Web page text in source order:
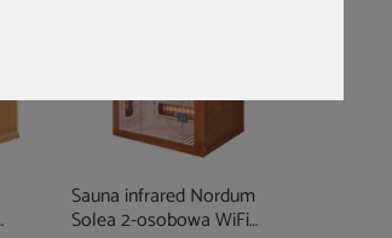
Sauna infrared Nordum
Solea 2-osobowa WiFi